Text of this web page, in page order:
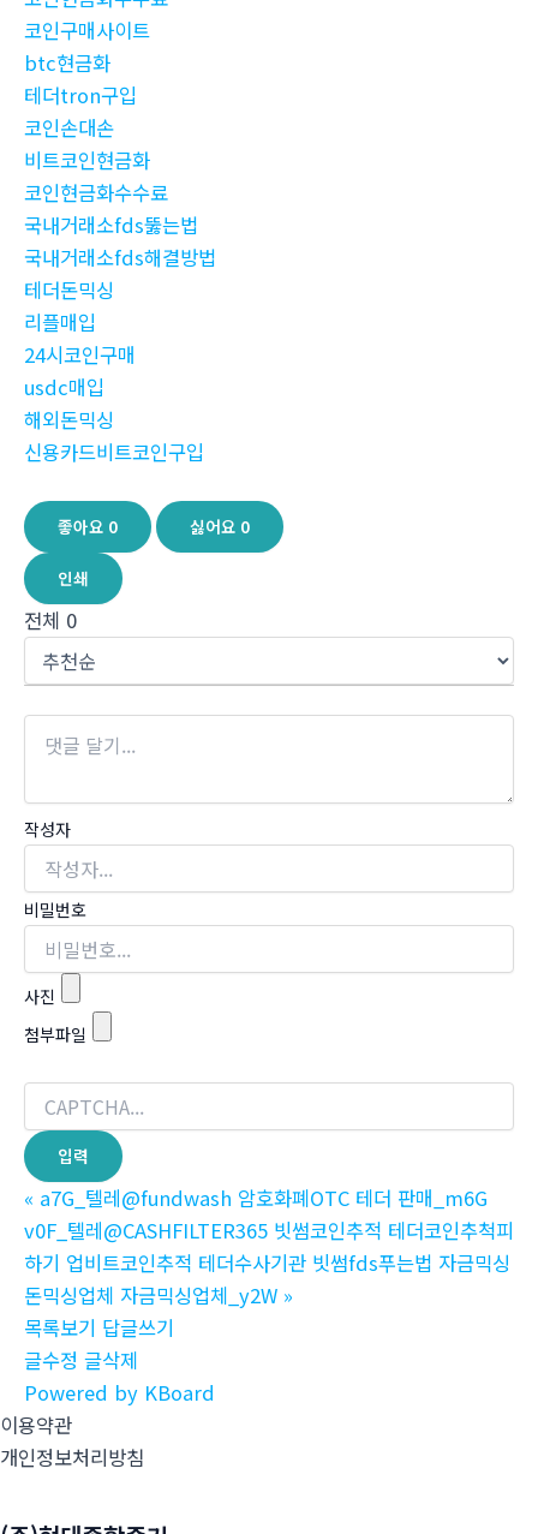
코인구매사이트
btc현금화
테더tron구입
코인손대손
비트코인현금화
코인현금화수수료
국내거래소fds뚫는법
국내거래소fds해결방법
테더돈믹싱
리플매입
24시코인구매
usdc매입
해외돈믹싱
신용카드비트코인구입
좋아요 0 싫어요 0
인쇄
전체 0
작성자
비밀번호
사진
첨부파일
« a7G_텔레@fundwash 암호화폐OTC 테더 판매_m6G
v0F_텔레@CASHFILTER365 빗썸코인추적 테더코인추척피
하기 업비트코인추적 테더수사기관 빗썸fds푸는법 자금믹싱
돈믹싱업체 자금믹싱업체_y2W »
목록보기 답글쓰기
글수정 글삭제
Powered by KBoard
이용약관
개인정보처리방침